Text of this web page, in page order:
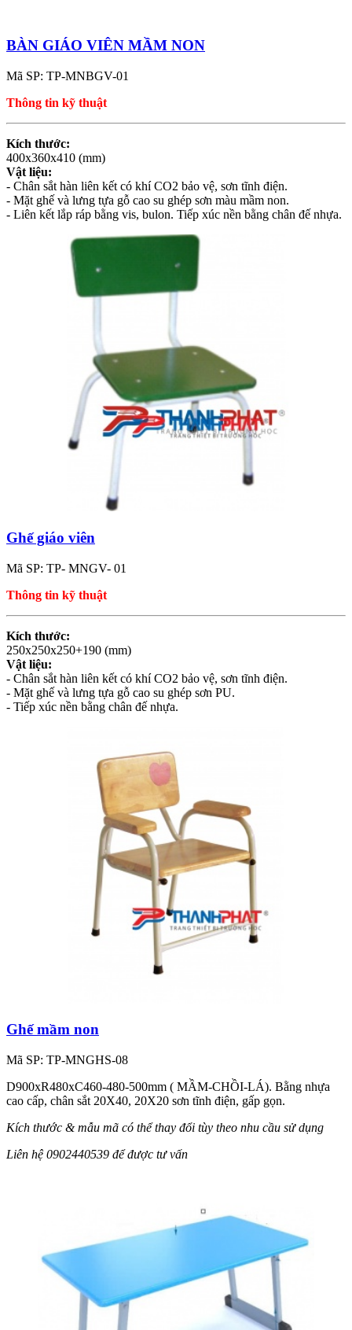
BÀN GIÁO VIÊN MẦM NON
Mã SP: TP-MNBGV-01
Thông tin kỹ thuật
Kích thước:
400x360x410 (mm)
Vật liệu:
- Chân sắt hàn liên kết có khí CO2 bảo vệ, sơn tĩnh điện.
- Mặt ghế và lưng tựa gỗ cao su ghép sơn màu mầm non.
- Liên kết lắp ráp bằng vis, bulon. Tiếp xúc nền bằng chân đế nhựa.
Ghế giáo viên
Mã SP: TP- MNGV- 01
Thông tin kỹ thuật
Kích thước:
250x250x250+190 (mm)
Vật liệu:
- Chân sắt hàn liên kết có khí CO2 bảo vệ, sơn tĩnh điện.
- Mặt ghế và lưng tựa gỗ cao su ghép sơn PU.
- Tiếp xúc nền bằng chân đế nhựa.
Ghế mầm non
Mã SP: TP-MNGHS-08
D900xR480xC460-480-500mm ( MẦM-CHỒI-LÁ). Bằng nhựa
cao cấp, chân sắt 20X40, 20X20 sơn tĩnh điện, gấp gọn.
Kích thước & mẫu mã có thể thay đổi tùy theo nhu cầu sử dụng
Liên hệ 0902440539 để được tư vấn